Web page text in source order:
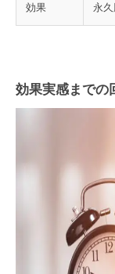
効果 永
効果実感までの